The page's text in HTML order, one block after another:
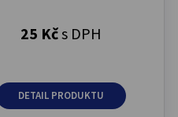
25 Kčs DPH
DETAIL PRODUKTU